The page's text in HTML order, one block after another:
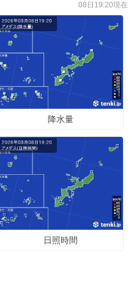
08日19:20現在
降水量
日照時間